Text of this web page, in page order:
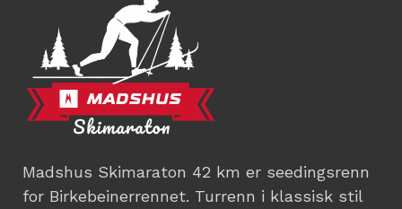
Madshus Skimaraton 42 km er seedingsrenn
for Birkebeinerrennet. Turrenn i klassisk stil